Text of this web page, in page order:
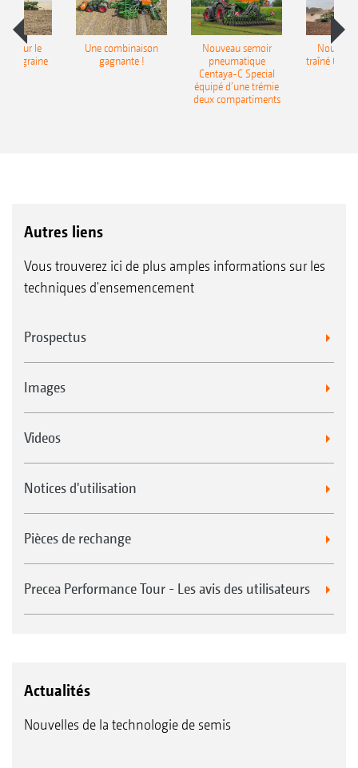
pour le
Une combinaison
gagnante !
Nouveau semoir
pneumatique
Centaya-C Special
équipé d’une trémie
deux compartiments
traîné
Autres liens
Vous trouverez ici de plus amples informations sur les
techniques d'ensemencement
Prospectus
Images
Videos
Notices d'utilisation
Pièces de rechange
Precea Performance Tour - Les avis des utilisateurs
Actualités
Nouvelles de la technologie de semis